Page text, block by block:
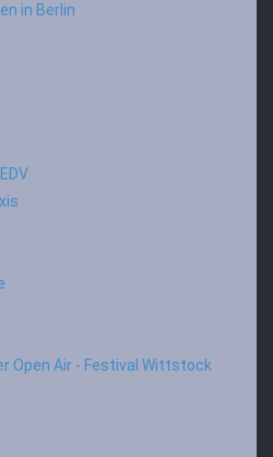
in Berlin
Open Air - Festival Wittstock